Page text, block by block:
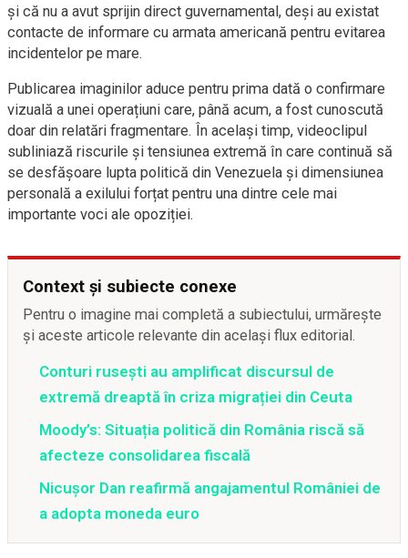
și că nu a avut sprijin direct guvernamental, deși au existat
contacte de informare cu armata americană pentru evitarea
incidentelor pe mare.
Publicarea imaginilor aduce pentru prima dată o confirmare
vizuală a unei operațiuni care, până acum, a fost cunoscută
doar din relatări fragmentare. În același timp, videoclipul
subliniază riscurile și tensiunea extremă în care continuă să
se desfășoare lupta politică din Venezuela și dimensiunea
personală a exilului forțat pentru una dintre cele mai
importante voci ale opoziției.
Context și subiecte conexe
Pentru o imagine mai completă a subiectului, urmărește
și aceste articole relevante din același flux editorial.
Conturi rusești au amplificat discursul de
extremă dreaptă în criza migrației din Ceuta
Moody’s: Situația politică din România riscă să
afecteze consolidarea fiscală
Nicușor Dan reafirmă angajamentul României de
a adopta moneda euro